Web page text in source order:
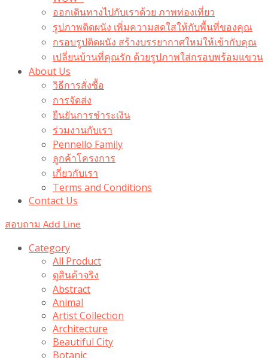
ออกเดินทางไปกับเราด้วย ภาพท่องเที่ยว
รูปภาพติดผนัง เพิ่มความสดใสให้กับพื้นที่ของคุณ
กรอบรูปติดผนัง สร้างบรรยากาศใหม่ให้เข้ากับคุณ
เปลี่ยนบ้านที่คุณรัก ด้วยรูปภาพใส่กรอบพร้อมแขวน​
About Us
วิธีการสั่งซื้อ
การจัดส่ง
ยืนยันการชำระเงิน
ร่วมงานกับเรา
Pennello Family
ลูกค้าโครงการ
เกี่ยวกับเรา
Terms and Conditions
Contact Us
สอบถาม Add Line
Category
All Product
ดูสินค้าจริง
Abstract
Animal
Artist Collection
Architecture
Beautiful City
Botanic